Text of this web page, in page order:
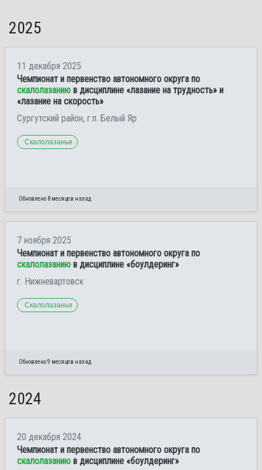
2025
11 декабря 2025
Чемпионат и первенство автономного округа по
скалолазанию в дисциплине «лазание на трудность» и
«лазание на скорость»
Сургутский район, г.п. Белый Яр
Скалолазанье
Обновлено 8 месяцев назад
7 ноября 2025
Чемпионат и первенство автономного округа по
скалолазанию в дисциплине «боулдеринг»
г. Нижневартовск
Скалолазанье
Обновлено 9 месяцев назад
2024
20 декабря 2024
Чемпионат и первенство автономного округа по
скалолазанию в дисциплине «боулдеринг»